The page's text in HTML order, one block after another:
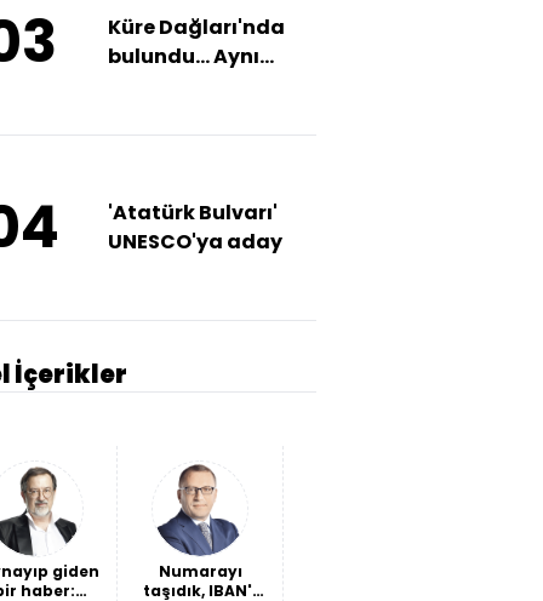
İçerikler
giden
haber:
Numarayı
taşıdık, IBAN'ı
Küre Dağları'nda
bulundu... Aynı
'Atatürk Bulvarı'
UNESCO'ya aday